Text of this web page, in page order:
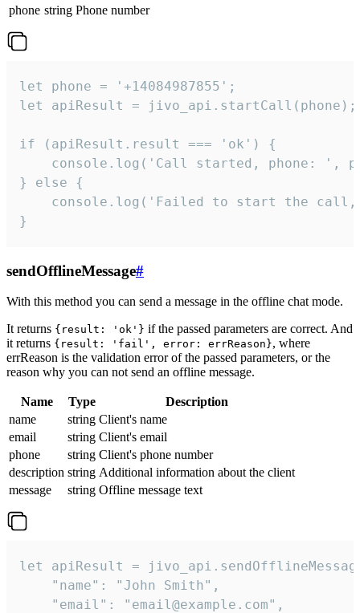
phone string Phone number
let phone = '+14084987855';
let apiResult = jivo_api.startCall(phone);
if (apiResult.result === 'ok') {
console.log('Call started, phone: ',
} else {
console.log('Failed to start the
}
sendOfflineMessage#
With this method you can send a message in the offline chat mode.
It returns {result: 'ok'} if the passed parameters are correct. And
it returns {result: 'fail', error: errReason}, where
errReason is the validation error of the passed parameters, or the
reason why you can not send an offline message.
Name Type
Description
name
string Client's name
email
string Client's email
phone
string Client's phone number
description string Additional information about the client
message
string Offline message text
let apiResult =
    "name": "John Smith",
    "email": "email@example.com",